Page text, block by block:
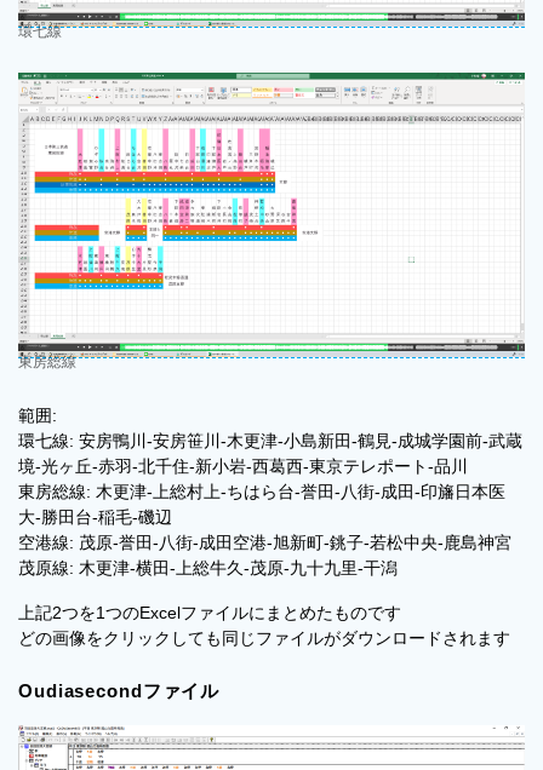
環七線
東房総線
範囲:
環七線: 安房鴨川-安房笹川-木更津-小島新田-鶴見-成城学園前-武蔵
境-光ヶ丘-赤羽-北千住-新小岩-西葛西-東京テレポート-品川
東房総線: 木更津-上総村上-ちはら台-誉田-八街-成田-印旛日本医
大-勝田台-稲毛-磯辺
空港線: 茂原-誉田-八街-成田空港-旭新町-銚子-若松中央-鹿島神宮
茂原線: 木更津-横田-上総牛久-茂原-九十九里-干潟
上記2つを1つのExcelファイルにまとめたものです
どの画像をクリックしても同じファイルがダウンロードされます
Oudiasecondファイル